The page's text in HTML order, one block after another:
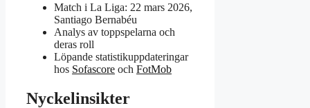
Match i La Liga: 22 mars 2026,
Santiago Bernabéu
Analys av toppspelarna och
deras roll
Löpande statistikuppdateringar
hos Sofascore och FotMob
Nyckelinsikter